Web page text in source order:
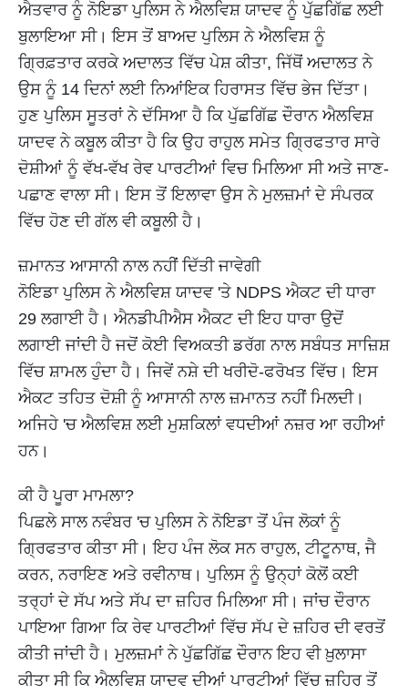
ਐਤਵਾਰ ਨੂੰ ਨੋਇਡਾ ਪੁਲਿਸ ਨੇ ਐਲਵਿਸ਼ ਯਾਦਵ ਨੂੰ ਪੁੱਛਗਿੱਛ ਲਈ
ਬੁਲਾਇਆ ਸੀ। ਇਸ ਤੋਂ ਬਾਅਦ ਪੁਲਿਸ ਨੇ ਐਲਵਿਸ਼ ਨੂੰ
ਗ੍ਰਿਫ਼ਤਾਰ ਕਰਕੇ ਅਦਾਲਤ ਵਿੱਚ ਪੇਸ਼ ਕੀਤਾ, ਜਿੱਥੋਂ ਅਦਾਲਤ ਨੇ
ਉਸ ਨੂੰ 14 ਦਿਨਾਂ ਲਈ ਨਿਆਂਇਕ ਹਿਰਾਸਤ ਵਿੱਚ ਭੇਜ ਦਿੱਤਾ।
ਹੁਣ ਪੁਲਿਸ ਸੂਤਰਾਂ ਨੇ ਦੱਸਿਆ ਹੈ ਕਿ ਪੁੱਛਗਿੱਛ ਦੌਰਾਨ ਐਲਵਿਸ਼
ਯਾਦਵ ਨੇ ਕਬੂਲ ਕੀਤਾ ਹੈ ਕਿ ਉਹ ਰਾਹੁਲ ਸਮੇਤ ਗ੍ਰਿਫਤਾਰ ਸਾਰੇ
ਦੋਸ਼ੀਆਂ ਨੂੰ ਵੱਖ-ਵੱਖ ਰੇਵ ਪਾਰਟੀਆਂ ਵਿਚ ਮਿਲਿਆ ਸੀ ਅਤੇ ਜਾਣ-
ਪਛਾਣ ਵਾਲਾ ਸੀ। ਇਸ ਤੋਂ ਇਲਾਵਾ ਉਸ ਨੇ ਮੁਲਜ਼ਮਾਂ ਦੇ ਸੰਪਰਕ
ਵਿੱਚ ਹੋਣ ਦੀ ਗੱਲ ਵੀ ਕਬੂਲੀ ਹੈ।
ਜ਼ਮਾਨਤ ਆਸਾਨੀ ਨਾਲ ਨਹੀਂ ਦਿੱਤੀ ਜਾਵੇਗੀ
ਨੋਇਡਾ ਪੁਲਿਸ ਨੇ ਐਲਵਿਸ਼ ਯਾਦਵ 'ਤੇ NDPS ਐਕਟ ਦੀ ਧਾਰਾ
29 ਲਗਾਈ ਹੈ। ਐਨਡੀਪੀਐਸ ਐਕਟ ਦੀ ਇਹ ਧਾਰਾ ਉਦੋਂ
ਲਗਾਈ ਜਾਂਦੀ ਹੈ ਜਦੋਂ ਕੋਈ ਵਿਅਕਤੀ ਡਰੱਗ ਨਾਲ ਸਬੰਧਤ ਸਾਜ਼ਿਸ਼
ਵਿੱਚ ਸ਼ਾਮਲ ਹੁੰਦਾ ਹੈ। ਜਿਵੇਂ ਨਸ਼ੇ ਦੀ ਖਰੀਦੋ-ਫਰੋਖਤ ਵਿੱਚ। ਇਸ
ਐਕਟ ਤਹਿਤ ਦੋਸ਼ੀ ਨੂੰ ਆਸਾਨੀ ਨਾਲ ਜ਼ਮਾਨਤ ਨਹੀਂ ਮਿਲਦੀ।
ਅਜਿਹੇ 'ਚ ਐਲਵਿਸ਼ ਲਈ ਮੁਸ਼ਕਿਲਾਂ ਵਧਦੀਆਂ ਨਜ਼ਰ ਆ ਰਹੀਆਂ
ਹਨ।
ਕੀ ਹੈ ਪੂਰਾ ਮਾਮਲਾ?
ਪਿਛਲੇ ਸਾਲ ਨਵੰਬਰ 'ਚ ਪੁਲਿਸ ਨੇ ਨੋਇਡਾ ਤੋਂ ਪੰਜ ਲੋਕਾਂ ਨੂੰ
ਗ੍ਰਿਫਤਾਰ ਕੀਤਾ ਸੀ। ਇਹ ਪੰਜ ਲੋਕ ਸਨ ਰਾਹੁਲ, ਟੀਟੂਨਾਥ, ਜੈ
ਕਰਨ, ਨਰਾਇਣ ਅਤੇ ਰਵੀਨਾਥ। ਪੁਲਿਸ ਨੂੰ ਉਨ੍ਹਾਂ ਕੋਲੋਂ ਕਈ
ਤਰ੍ਹਾਂ ਦੇ ਸੱਪ ਅਤੇ ਸੱਪ ਦਾ ਜ਼ਹਿਰ ਮਿਲਿਆ ਸੀ। ਜਾਂਚ ਦੌਰਾਨ
ਪਾਇਆ ਗਿਆ ਕਿ ਰੇਵ ਪਾਰਟੀਆਂ ਵਿੱਚ ਸੱਪ ਦੇ ਜ਼ਹਿਰ ਦੀ ਵਰਤੋਂ
ਕੀਤੀ ਜਾਂਦੀ ਹੈ। ਮੁਲਜ਼ਮਾਂ ਨੇ ਪੁੱਛਗਿੱਛ ਦੌਰਾਨ ਇਹ ਵੀ ਖ਼ੁਲਾਸਾ
ਕੀਤਾ ਸੀ ਕਿ ਐਲਵਿਸ਼ ਯਾਦਵ ਦੀਆਂ ਪਾਰਟੀਆਂ ਵਿੱਚ ਜ਼ਹਿਰ ਤੋਂ